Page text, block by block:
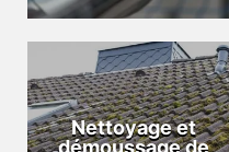
Nettoyage et
démoussage de